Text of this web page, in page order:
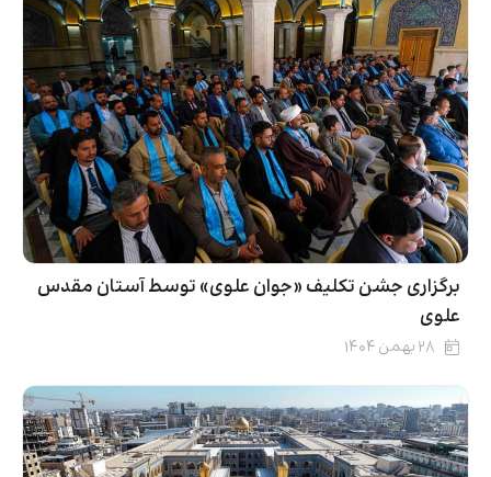
برگزاری جشن تکلیف «جوان علوی» توسط آستان مقدس
علوی
۲۸ بهمن ۱۴۰۴